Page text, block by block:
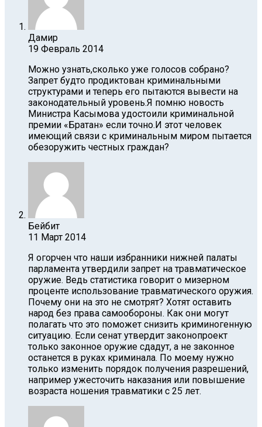
Дамир
19 Февраль 2014
Можно узнать,сколько уже голосов собрано?
Запрет будто продиктован криминальными
структурами и теперь его пытаются вывести на
законодательный уровень.Я помню новость
Министра Касымова удостоили криминальной
премии «Братан» если точно.И этот человек
имеющий связи с криминальным миром пытается
обезоружить честных граждан?
Бейбит
11 Март 2014
Я огорчен что наши избранники нижней палаты
парламента утвердили запрет на травматическое
оружие. Ведь статистика говорит о мизерном
проценте использование травматического оружия.
Почему они на это не смотрят? Хотят оставить
народ без права самообороны. Как они могут
полагать что это поможет снизить криминогенную
ситуацию. Если сенат утвердит законопроект
только законное оружие сдадут, а не законное
останется в руках криминала. По моему нужно
только изменить порядок получения разрешений,
например ужесточить наказания или повышение
возраста ношения травматики с 25 лет.